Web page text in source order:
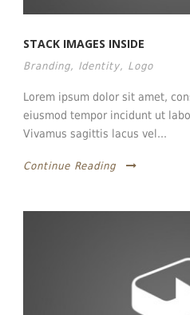
STACK IMAGES INSIDE
Branding, Identity, Logo
Lorem ipsum dolor sit amet,
eiusmod tempor incidunt ut
Vivamus sagittis lacus vel...
Continue Reading